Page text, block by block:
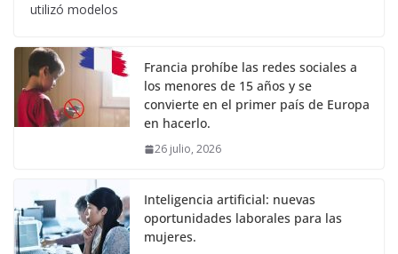
utilizó modelos
Francia prohíbe las redes sociales a
los menores de 15 años y se
convierte en el primer país de Europa
en hacerlo.
26 julio, 2026
Inteligencia artificial: nuevas
oportunidades laborales para las
mujeres.